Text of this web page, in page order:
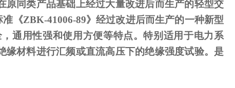
同类产品基础上经过大量改进后而生产的轻型交
准《ZBK-41006-89》经过改进后而生产的一种新型
通用性强和使用方便等特点。特别适用于电力系
材料进行汇频或直流高压下的绝缘强度试验。是